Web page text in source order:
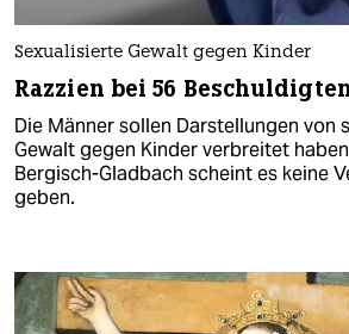
Sexualisierte Gewalt gegen Kinder
Razzien bei 56
Die Männer sollen Darstellungen von
Gewalt gegen Kinder verbreitet
Bergisch-Gladbach scheint es keine
geben.